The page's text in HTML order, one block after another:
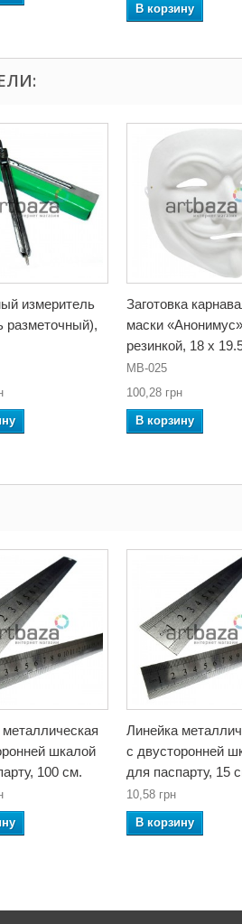
В корзину
измеритель
разметочный),
Заготовка
маски
резинкой, 18 x
MB-025
100,28 грн
В корзину
шкалой
100 см.
Линейка
c двусторонней
для паспарту, 15
10,58 грн
В корзину